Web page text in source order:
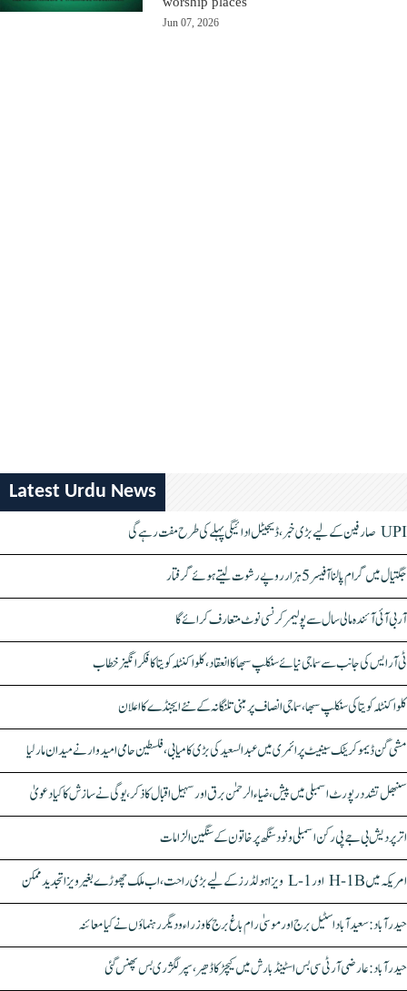
Jun 07, 2026
Latest Urdu News
UPI صارفین کے لیے بڑی خبر، ڈیجیٹل ادائیگی پہلے کی طرح مفت رہے گی
جگتیال میں گرام پالنا آفیسر 5 ہزار روپے رشوت لیتے ہوئے گرفتار
آر بی آئی آئندہ مالی سال سے پولیمر کرنسی نوٹ متعارف کرائے گا
ٹی آر ایس کی جانب سے سماجی نیائے سنکلپ سبھا کا انعقاد، کلواکنٹلہ کویتا کا فکر انگیز خطاب
کلواکنٹلہ کویتا کی سنکلپ سبھا، سماجی انصاف پر مبنی تلنگانہ کے نئے ایجنڈے کا اعلان
مشی گن ڈیموکریٹک سینیٹ پرائمری میں عبدالسعید کی بڑی کامیابی، فلسطین حامی امیدوار نے میدان مار لیا
سنبھل تشدد رپورٹ اسمبلی میں پیش، ضیاء الرحمٰن برق اور سہیل اقبال کا ذکر، یوگی نے سازش کا کیا دعویٰ
اتر پردیش بی جے پی رکن اسمبلی ونود سنگھ پر خاتون کے سنگین الزامات
امریکہ میں H-1B اور L-1 ویزا ہولڈرز کے لیے بڑی راحت، اب ملک چھوڑے بغیر ویزا تجدید ممکن
حیدرآباد: سعیدآباد اسٹیل برج اور موسیٰ رام باغ برج کا وزراء و دیگر رہنماؤں نے کیا معائنہ
حیدرآباد: عارضی آر ٹی سی بس اسٹینڈ بارش میں کیچڑ کا ڈھیر، سپر لگژری بس پھنس گئی